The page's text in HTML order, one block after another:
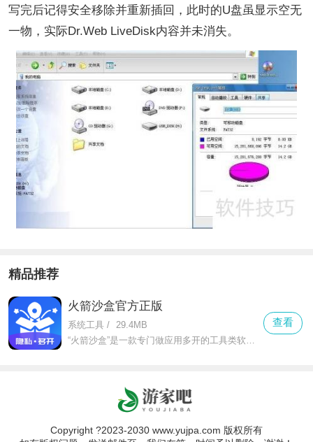
写完后记得安全移除并重新插回，此时的U盘虽显示空无
一物，实际Dr.Web LiveDisk内容并未消失。
精品推荐
火箭沙盒官方正版
系统工具 / 29.4MB
“火箭沙盒”是一款专门做应用多开的工具类软件，不管是微信、qq这类社交软件，还是抖音、淘宝这类娱乐购物app，都能轻松实现双开甚至多开。对于需要工作生活账号分开的人来说，它就是刚需工具。
查看
Copyright ?2023-2030 www.yujpa.com 版权所有